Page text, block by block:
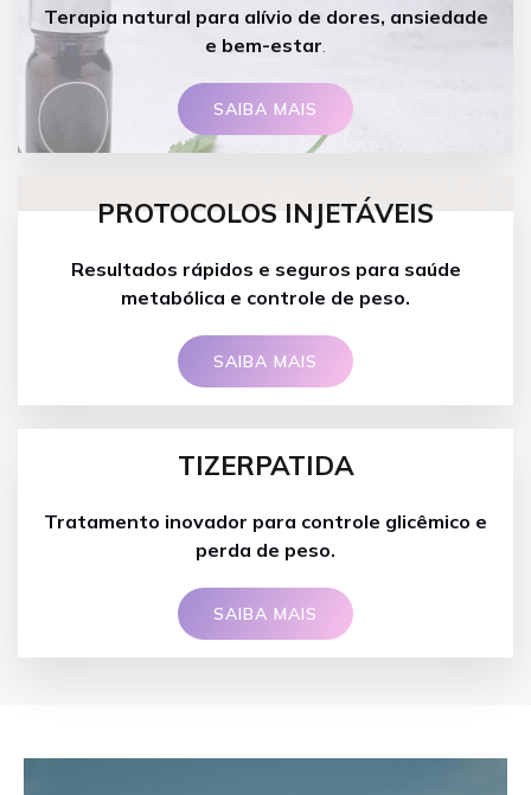
Terapia natural para alívio de dores, ansiedade
e bem-estar.
SAIBA MAIS
PROTOCOLOS INJETÁVEIS
Resultados rápidos e seguros para saúde
metabólica e controle de peso.
SAIBA MAIS
TIZERPATIDA
Tratamento inovador para controle glicêmico e
perda de peso.
SAIBA MAIS